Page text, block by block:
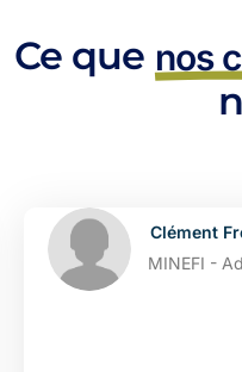
Ce que nos
Clément
MINEFI -